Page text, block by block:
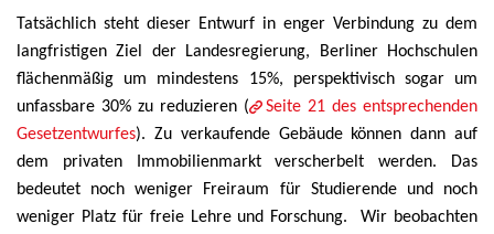
Tatsächlich steht dieser Entwurf in enger Verbindung zu dem
langfristigen Ziel der Landesregierung, Berliner Hochschulen
flächenmäßig um mindestens 15%, perspektivisch sogar um
unfassbare 30% zu reduzieren (
Seite 21 des entsprechenden
Gesetzentwurfes). Zu verkaufende Gebäude können dann auf
dem privaten Immobilienmarkt verscherbelt werden. Das
bedeutet noch weniger Freiraum für Studierende und noch
weniger Platz für freie Lehre und Forschung. Wir beobachten